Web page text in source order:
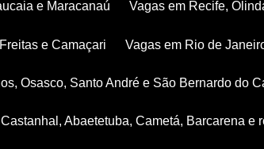
e Maracanaú Vagas em Recife,
e Camaçari Vagas em Rio de
Osasco, Santo André e São Bernardo do
Abaetetuba, Cametá, Barcarena e